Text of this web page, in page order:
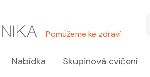
Pomůžeme ke zdraví
Nabídka Skupinová cvičení